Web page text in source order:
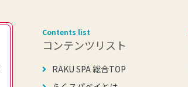
Contents list
コンテンツリスト
RAKU SPA 総合TOP